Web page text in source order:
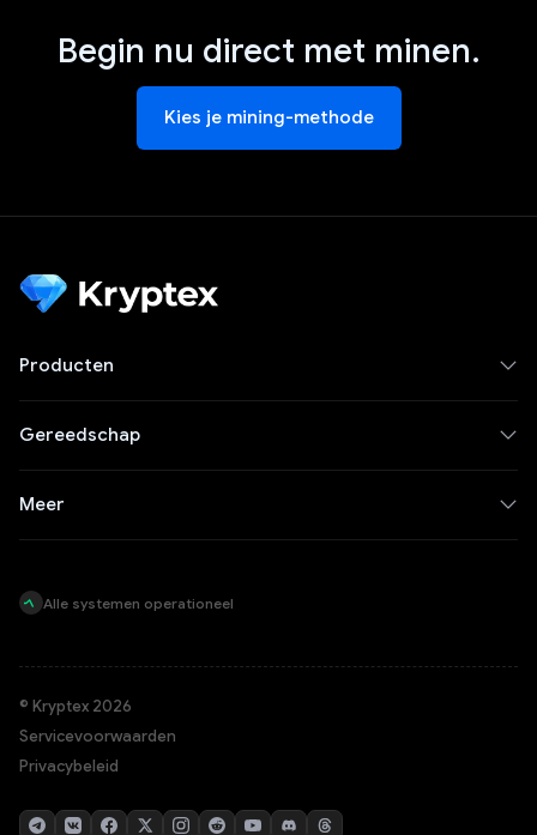
Begin nu direct met minen.
Kies je mining-methode
Producten
Gereedschap
Meer
Alle systemen operationeel
© Kryptex 2026
Servicevoorwaarden
Privacybeleid